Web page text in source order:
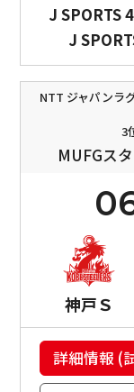
J SPORTS 4
J
NTT ジャパンラ
3
MUFGス
神戸Ｓ
詳細情報 (